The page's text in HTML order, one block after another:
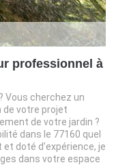
professionnel à
Vous cherchez un
de votre projet
de votre jardin ?
dans le 77160 quel
doté d’expérience, je
dans votre espace